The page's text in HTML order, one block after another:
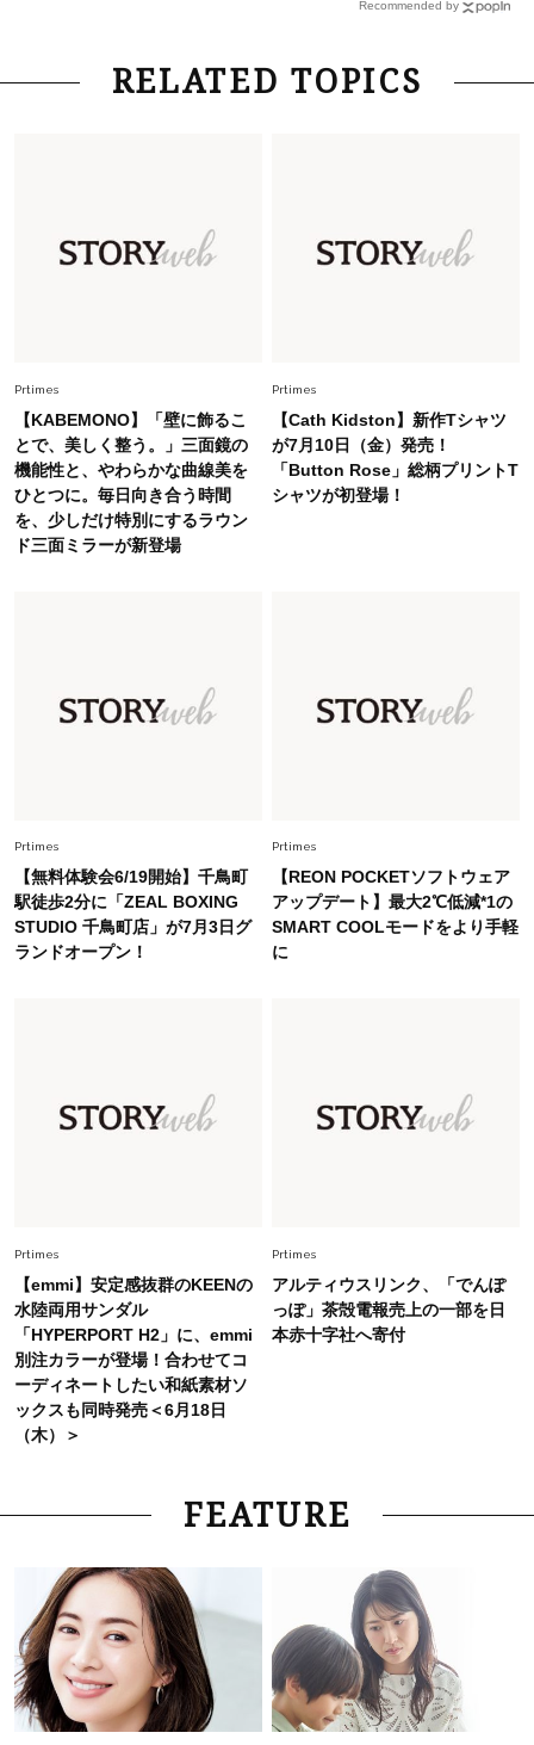
Lifestyle 2026.7.29
「お若いですね」は褒め言葉？“若い＝美しい”と
慣！「金運アップ→トイレ、じゃあ底上げ運
は？」
Fashion 2026.7.16
白黒でもこんなに華やぐ！40代、夏の「甘めト
ップス×パンツ」コーデ〈3選〉
Fashion 2026.5.29
今、40代の「メガネ＆サングラス」のトレンド
オシャレ40代の【ワンピ＆オールインワン】最
旬着こなし3選。地味見え回避のコツは「バッグ
選び」！
スタイリストが本気で推す！40代がほどよく華
やぐ【甘め黒アイテム】3選
【最旬かごバッグ】6選
Recommended by
RELATED TOPICS
Prtimes
【KABEMONO】「壁に飾るこ
とで、美しく整う。」三面鏡の
機能性と、やわらかな曲線美を
ひとつに。毎日向き合う時間
を、少しだけ特別にするラウン
ド三面ミラーが新登場
Prtimes
【Cath Kidston】新作Tシャツ
が7月10日（金）発売！
「Button Rose」総柄プリントT
シャツが初登場！
Prtimes
【無料体験会6/19開始】千鳥町
駅徒歩2分に「ZEAL BOXING
STUDIO 千鳥町店」が7月3日グ
ランドオープン！
Prtimes
【REON POCKETソフトウェア
アップデート】最大2℃低減*1の
SMART COOLモードをより手軽
に
Prtimes
【emmi】安定感抜群のKEENの
水陸両用サンダル
「HYPERPORT H2」に、emmi
別注カラーが登場！合わせてコ
ーディネートしたい和紙素材ソ
ックスも同時発売＜6月18日
（木）＞
Prtimes
アルティウスリンク、「でんぽ
っぽ」茶殻電報売上の一部を日
本赤十字社へ寄付
FEATURE